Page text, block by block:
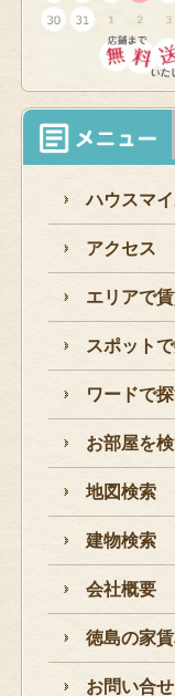
ハウスマ
アクセス
エリアで
スポット
ワードで
お部屋を
地図検索
建物検索
会社概要
徳島の家
お問い合せ